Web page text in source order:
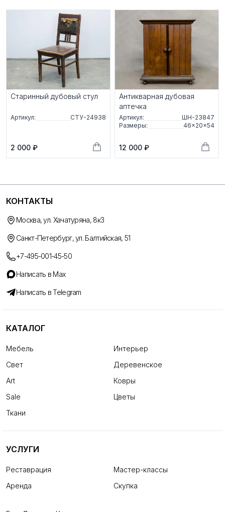
Старинный дубовый стул
Артикул: СТУ-24938
2 000 ₽
Антикварная дубовая
аптечка
Артикул:
ШН-23847
Размеры:
46×20×54
12 000 ₽
КОНТАКТЫ
Москва, ул. Хачатуряна, 8к3
Санкт-Петербург, ул. Балтийская, 51
+7-495-001-45-50
Написать в Max
Написать в Telegram
КАТАЛОГ
Мебель
Интерьер
Свет
Деревенское
Art
Ковры
Sale
Цветы
Ткани
УСЛУГИ
Реставрация
Мастер-классы
Аренда
Скупка